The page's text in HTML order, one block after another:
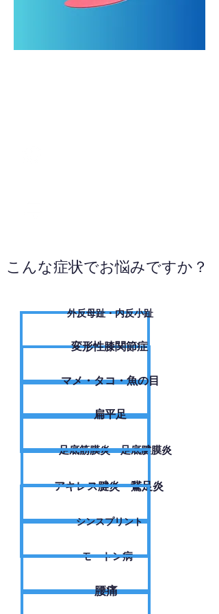
こんな症状でお悩みですか？
外反母趾・内反小趾
変形性膝関節症
​マメ・タコ・魚の目
扁平足
足底筋膜炎・足底腱膜炎
アキレス腱炎・鵞足炎
シンスプリント
モートン病
腰痛